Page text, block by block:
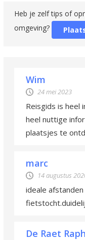
Heb je zelf tips of
omgeving?
Wim
24 mei 2023
Reisgids is heel
heel nuttige
plaatsjes te
marc
14 augustus
ideale
De Raet